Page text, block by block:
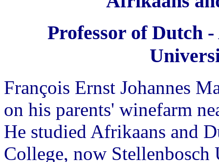
Professor of Dutch
François Ernst Johannes
on his parents' winefarm
He studied Afrikaans and
College, now